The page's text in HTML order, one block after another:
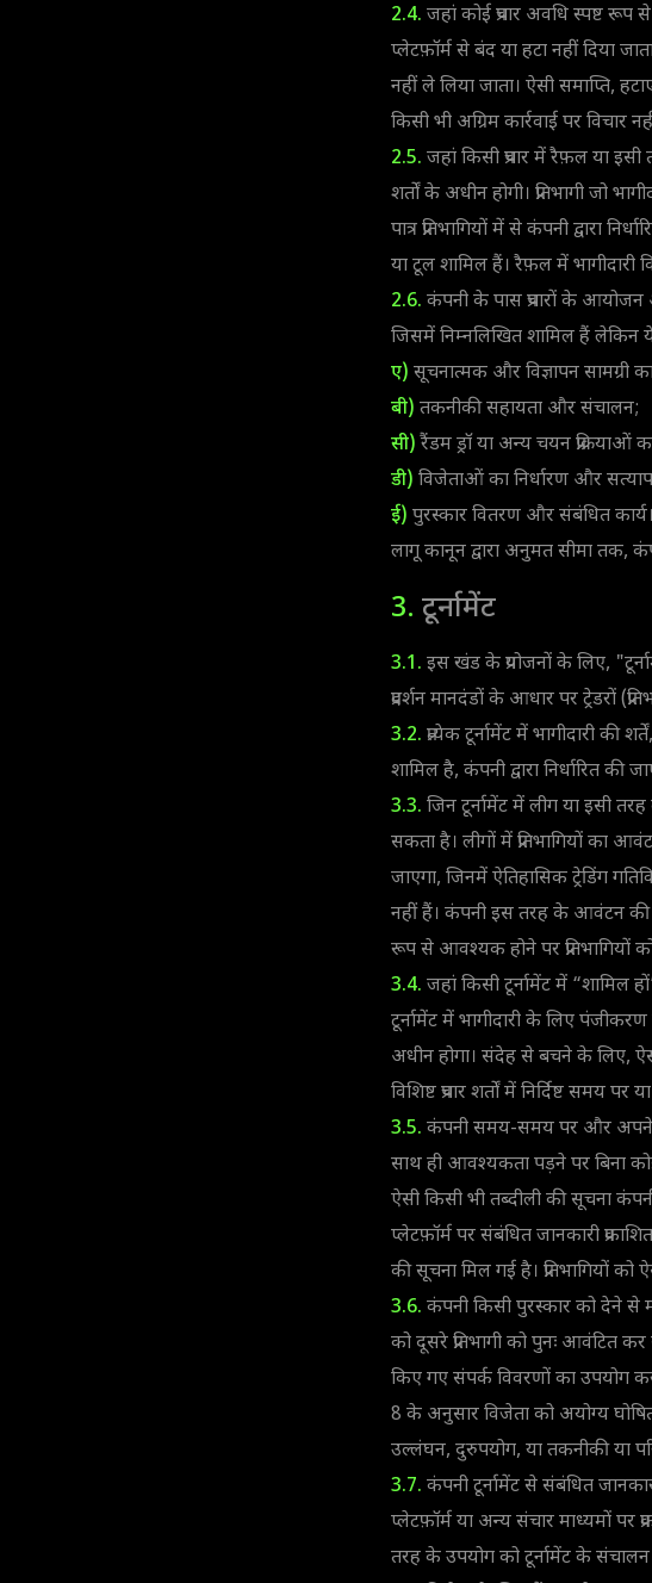
2.4. जहां कोई प्रचार अवधि स्पष्ट रूप
प्लेटफ़ॉर्म से बंद या हटा नहीं दिया
नहीं ले लिया जाता। ऐसी समाप्ति,
किसी भी अग्रिम कार्रवाई पर विचार
2.5. जहां किसी प्रचार में रैफ़ल या इसी
शर्तों के अधीन होगी। प्रतिभागी जो
पात्र प्रतिभागियों में से कंपनी द्वारा
या टूल शामिल हैं। रैफ़ल में भागीदारी
2.6. कंपनी के पास प्रचारों के आयोजन
जिसमें निम्नलिखित शामिल हैं लेकिन
ए) सूचनात्मक और विज्ञापन सामग्री का
बी) तकनीकी सहायता और संचालन;
सी) रैंडम ड्रॉ या अन्य चयन प्रक्रियाओं
डी) विजेताओं का निर्धारण और
ई) पुरस्कार वितरण और संबंधित कार्य।
लागू कानून द्वारा अनुमत सीमा तक,
3. टूर्नामेंट
3.1. इस खंड के प्रयोजनों के लिए,
प्रदर्शन मानदंडों के आधार पर ट्रेडरों
3.2. प्रत्येक टूर्नामेंट में भागीदारी की
शामिल है, कंपनी द्वारा निर्धारित की
3.3. जिन टूर्नामेंट में लीग या इसी
सकता है। लीगों में प्रतिभागियों का
जाएगा, जिनमें ऐतिहासिक ट्रेडिंग
नहीं हैं। कंपनी इस तरह के आवंटन की
रूप से आवश्यक होने पर प्रतिभागियों
3.4. जहां किसी टूर्नामेंट में “शामिल
टूर्नामेंट में भागीदारी के लिए पंजीकरण
अधीन होगा। संदेह से बचने के लिए,
विशिष्ट प्रचार शर्तों में निर्दिष्ट समय
3.5. कंपनी समय-समय पर और अपने
साथ ही आवश्यकता पड़ने पर बिना
ऐसी किसी भी तब्दीली की सूचना
प्लेटफ़ॉर्म पर संबंधित जानकारी
की सूचना मिल गई है। प्रतिभागियों को
3.6. कंपनी किसी पुरस्कार को देने से
को दूसरे प्रतिभागी को पुनः आवंटित
किए गए संपर्क विवरणों का उपयोग
8 के अनुसार विजेता को अयोग्य
उल्लंघन, दुरुपयोग, या तकनीकी या
3.7. कंपनी टूर्नामेंट से संबंधित
प्लेटफ़ॉर्म या अन्य संचार माध्यमों पर
तरह के उपयोग को टूर्नामेंट के